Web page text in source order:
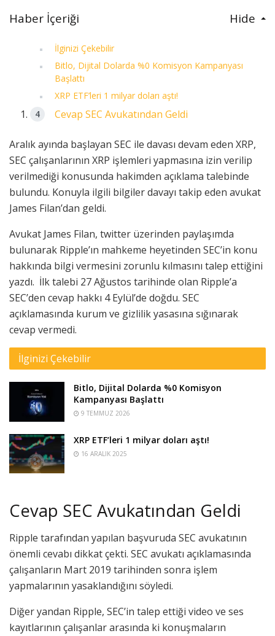
Haber İçeriği Hide
İlginizi Çekebilir
Bitlo, Dijital Dolarda %0 Komisyon Kampanyası
Başlattı
XRP ETF’leri 1 milyar doları aştı!
Cevap SEC Avukatından Geldi
Aralık ayında başlayan SEC ile davası devam eden XRP,
SEC çalışanlarının XRP işlemleri yapmasına izin verilip
verilmediği konusunda hakimden açıklama talebinde
bulundu. Konuyla ilgili bilgiler davayı takip eden avukat
James Filan’dan geldi.
Avukat James Filan, twitter üzerinden paylaşımda
bulunarak Ripple’ın mahkeme heyetinden SEC’in konu
hakkında bilgi vermesini zorunlu kılmasını talep ettiğini
yazdı. İlk talebi 27 Ağustos tarihinde olan Ripple’a
SEC’den cevap hakkı 4 Eylül’de doğdu. SEC
açıklamasında kurum ve gizlilik yasasına sığınarak
cevap vermedi.
İlginizi Çekebilir
Bitlo, Dijital Dolarda %0 Komisyon
Kampanyası Başlattı
9 TEMMUZ 2026
XRP ETF’leri 1 milyar doları aştı!
16 ARALIK 2025
Cevap SEC Avukatından Geldi
Ripple tarafından yapılan başvuruda SEC avukatının
önemli cevabı dikkat çekti. SEC avukatı açıklamasında
çalışanların Mart 2019 tarihinden sonra işlem
yapmalarının yasaklandığını söyledi.
Diğer yandan Ripple, SEC’in talep ettiği video ve ses
kayıtlarının çalışanlar arasında ki konuşmaların